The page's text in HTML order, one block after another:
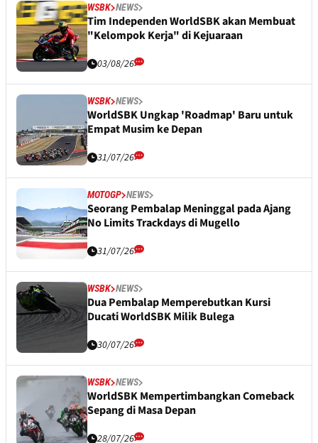
WSBK NEWS
Tim Independen WorldSBK akan Membuat
"Kelompok Kerja" di Kejuaraan
03/08/26
WSBK NEWS
WorldSBK Ungkap 'Roadmap' Baru untuk
Empat Musim ke Depan
31/07/26
MOTOGP NEWS
Seorang Pembalap Meninggal pada Ajang
No Limits Trackdays di Mugello
31/07/26
WSBK NEWS
Dua Pembalap Memperebutkan Kursi
Ducati WorldSBK Milik Bulega
30/07/26
WSBK NEWS
WorldSBK Mempertimbangkan Comeback
Sepang di Masa Depan
28/07/26